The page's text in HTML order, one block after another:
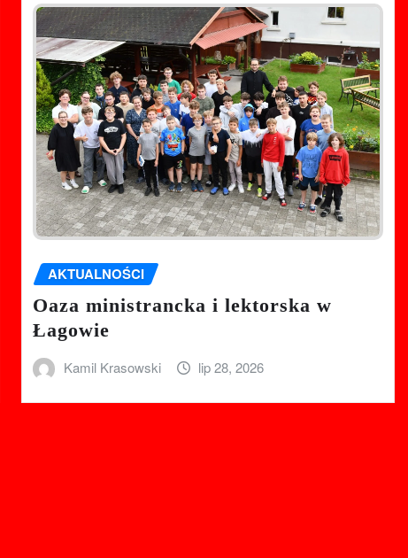
AKTUALNOŚCI
Oaza ministrancka i lektorska w
Łagowie
Kamil Krasowski lip 28, 2026